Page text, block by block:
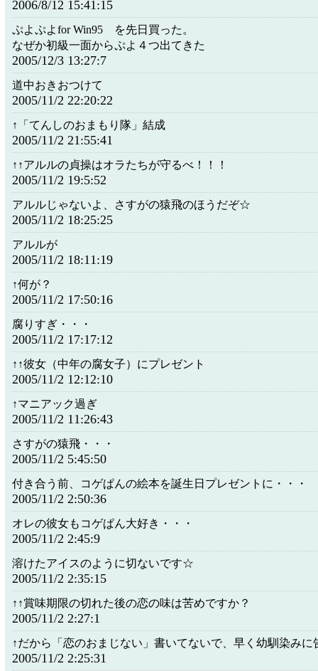
2006/8/12 15:41:15
ぷよぷよfor Win95 を先日買った。
なぜか初級一面からぷよ４つ出てきた
2005/12/3 13:27:7
道中おきおつけて
2005/11/2 22:20:22
↑「てんしのおまもり隊」結成
2005/11/2 21:55:41
↑↑アルルの貞操はオラたちが守るべ！！！
2005/11/2 19:5:52
アルルじゃないよ、さすがの猿飛のほうだぞ☆
2005/11/2 18:25:25
アルルが
2005/11/2 18:11:19
↑何が？
2005/11/2 17:50:16
腐りすぎ・・・
2005/11/2 17:17:12
↑↑彼女（中年の腐女子）にプレゼント
2005/11/2 12:12:10
↑マニアック過ぎ
2005/11/2 11:26:43
さすがの猿飛・・・
2005/11/2 5:45:50
付き合う前、コゲぱんの絵本を誕生日プレゼントに・・・
2005/11/2 2:50:36
オレの彼女もコゲぱん大好き・・・
2005/11/2 2:45:9
溶けたアイスのように切ないです☆
2005/11/2 2:35:15
↑↑賞味期限の切れた後の恋の味は苦めですか？
2005/11/2 2:27:1
↑だから「恋のおまじない」書いてないで、早く幼馴染みに
2005/11/2 2:25:31